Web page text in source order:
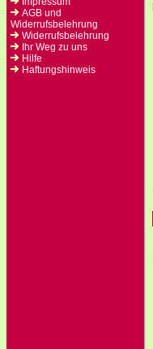
AGB und
Widerrufsbelehrung
Widerrufsbelehrung
Ihr Weg zu uns
Hilfe
Haftungshinweis